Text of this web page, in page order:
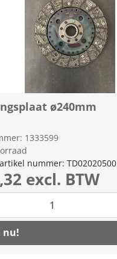
ø240mm
1333599
nummer: TD02020500
excl. BTW
nu!